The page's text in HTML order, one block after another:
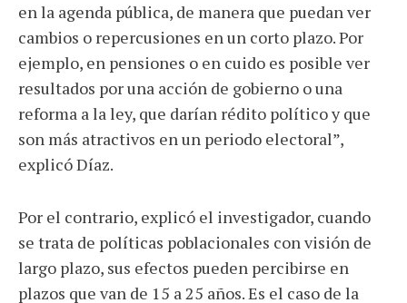
en la agenda pública, de manera que puedan ver
cambios o repercusiones en un corto plazo. Por
ejemplo, en pensiones o en cuido es posible ver
resultados por una acción de gobierno o una
reforma a la ley, que darían rédito político y que
son más atractivos en un periodo electoral”,
explicó Díaz.
Por el contrario, explicó el investigador, cuando
se trata de políticas poblacionales con visión de
largo plazo, sus efectos pueden percibirse en
plazos que van de 15 a 25 años. Es el caso de la